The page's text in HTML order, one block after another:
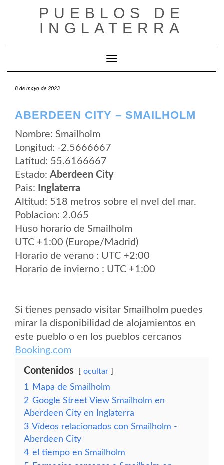
PUEBLOS DE
INGLATERRA
Cambiar modo de navegación
8 de mayo de 2023
ABERDEEN CITY – SMAILHOLM
Nombre: Smailholm
Longitud: -2.5666667
Latitud: 55.6166667
Estado: Aberdeen City
Pais:
Inglaterra
Altitud: 518 metros sobre el nvel del mar.
Poblacion: 2.065
Huso horario de Smailholm
UTC +1:00 (Europe/Madrid)
Horario de verano : UTC +2:00
Horario de invierno : UTC +1:00
Si tienes pensado visitar Smailholm puedes
mirar la disponibilidad de alojamientos en
este pueblo o en los pueblos cercanos
Booking.com
Contenidos ocultar
1
Mapa de Smailholm
2 Google Street View Smailholm en
Aberdeen City en Inglaterra
3 Vídeos relacionados con Smailholm -
Aberdeen City
4 el tiempo en Smailholm